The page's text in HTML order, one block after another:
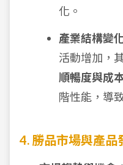
化。
產業結構變
活動增加，
順暢度與成
階性能，導
4. 勝品市場與產品